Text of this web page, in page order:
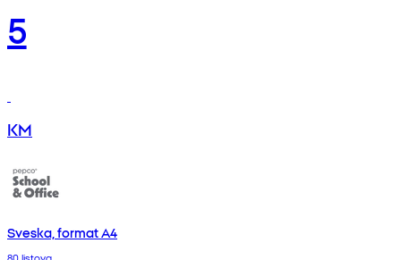
5
KM
Sveska, format A4
80 listova